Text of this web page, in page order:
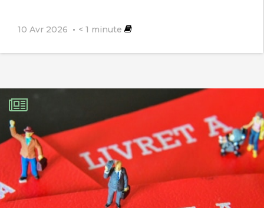
10 Avr 2026 < 1 minute